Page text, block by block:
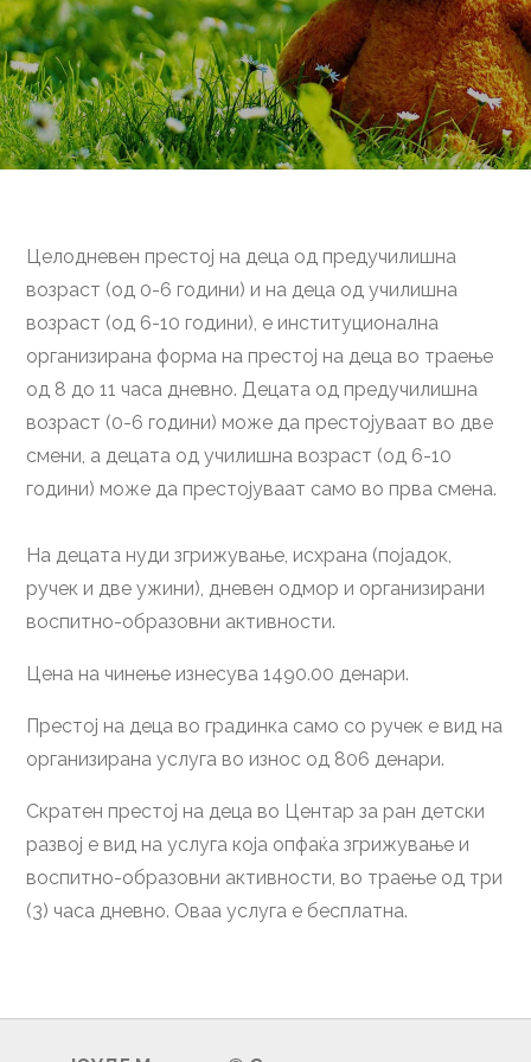
Целодневен престој на деца од предучилишна
возраст (од 0-6 години) и на деца од училишна
возраст (од 6-10 години), е институционална
организирана форма на престој на деца во траење
од 8 до 11 часа дневно. Децата од предучилишна
возраст (0-6 години) може да престојуваат во две
смени, а децата од училишна возраст (од 6-10
години) може да престојуваат само во прва смена.
На децата нуди згрижување, исхрана (појадок,
ручек и две ужини), дневен одмор и организирани
воспитно-образовни активности.
Цена на чинење изнесува 1490.00 денари.
Престој на деца во градинка само со ручек е вид на
организирана услуга во износ од 806 денари.
Скратен престој на деца во Центар за ран детски
развој е вид на услуга која опфаќа згрижување и
воспитно-образовни активности, во траење од три
(3) часа дневно. Оваа услуга е бесплатна.